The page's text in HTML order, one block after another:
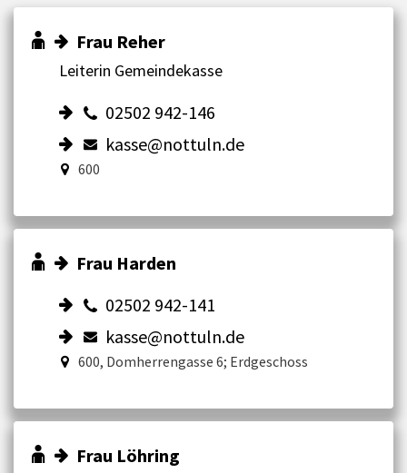
Frau Reher
Leiterin Gemeindekasse
02502 942-146
kasse@nottuln.de
600
Frau Harden
02502 942-141
kasse@nottuln.de
600, Domherrengasse 6; Erdgeschoss
Frau Löhring